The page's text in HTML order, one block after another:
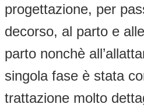
progettazione, per
decorso, al parto e
parto nonchè
singola fase è stata
trattazione molto